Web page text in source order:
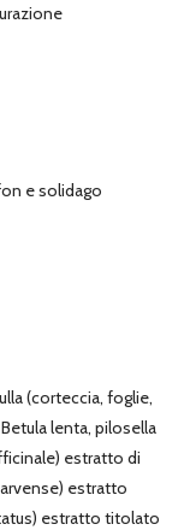
e solidago
(corteccia, foglie,
lenta, pilosella
estratto di
estratto
estratto titolato